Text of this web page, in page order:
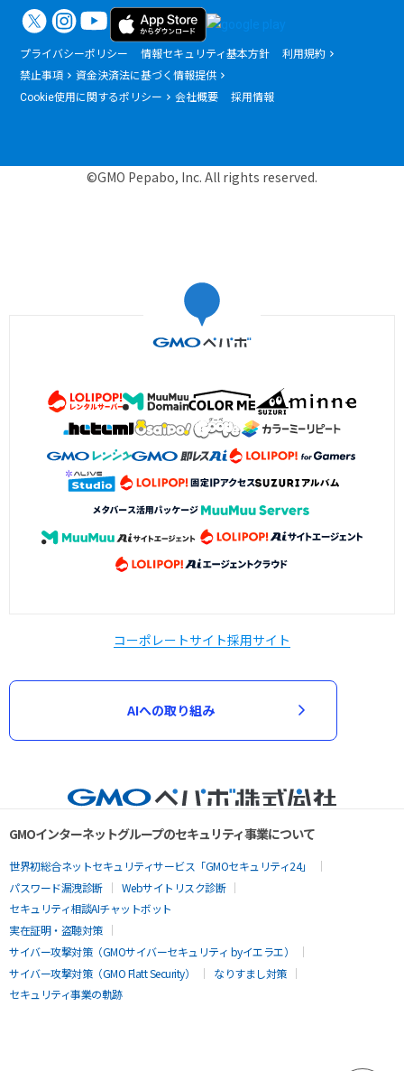
プライバシーポリシー 情報セキュリティ基本方針
利用規約
禁止事項
資金決済法に基づく情報提供
Cookie使用に関するポリシー
会社概要 採用情報
©GMO Pepabo, Inc. All rights reserved.
コーポレートサイト採用サイト
AIへの取り組み
GMOインターネットグループのセキュリティ事業について
世界初総合ネットセキュリティサービス「GMOセキュリティ24」
パスワード漏洩診断
Webサイトリスク診断
セキュリティ相談AIチャットボット
実在証明・盗聴対策
サイバー攻撃対策（GMOサイバーセキュリティ byイエラエ）
サイバー攻撃対策（GMO Flatt Security）
なりすまし対策
セキュリティ事業の軌跡